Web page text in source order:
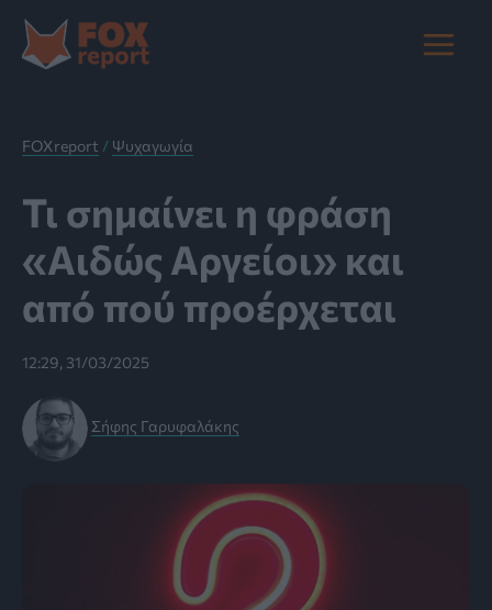
στο
περιεχόμενο
Main
FOXreport / Ψυχαγωγία
Τι σημαίνει η φράση
«Αιδώς Αργείοι» και
από πού προέρχεται
12:29, 31/03/2025
Σήφης Γαρυφαλάκης